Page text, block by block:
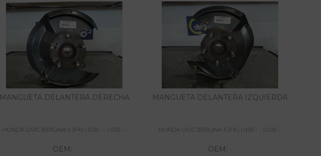
MANGUETA DELANTERA DERECHA
HONDA CIVIC BERLINA 5 (FK) | 0.05 - ... | 0.05 - ...
OEM: -
MANGUETA DELANTERA IZQUIERDA
HONDA CIVIC BERLINA 5 (FK) | 0.05 - ... | 0.05 - ...
OEM: -